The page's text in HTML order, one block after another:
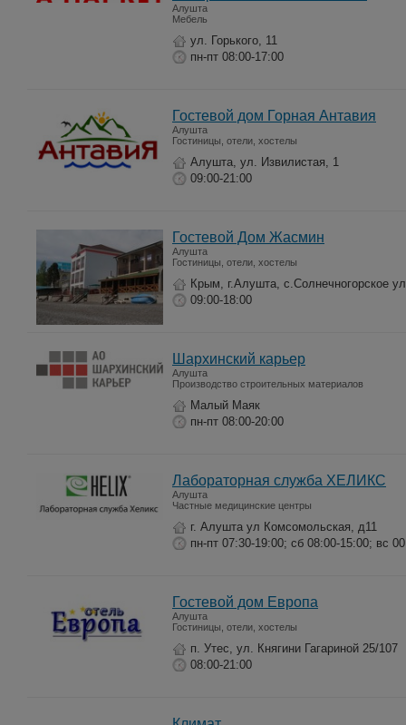
Алушта
Мебель
ул. Горького, 11
пн-пт 08:00-17:00
Гостевой дом Горная Антавия
Алушта
Гостиницы, отели, хостелы
Алушта, ул. Извилистая, 1
09:00-21:00
Гостевой Дом Жасмин
Алушта
Гостиницы, отели, хостелы
Крым, г.Алушта, с.Солнечногорское
09:00-18:00
Шархинский карьер
Алушта
Производство строительных материалов
Малый Маяк
пн-пт 08:00-20:00
Лабораторная служба ХЕЛИКС
Алушта
Частные медицинские центры
г. Алушта ул Комсомольская, д11
пн-пт 07:30-19:00; сб 08:00-15:00; вс
Гостевой дом Европа
Алушта
Гостиницы, отели, хостелы
п. Утес, ул. Княгини Гагариной 25/107
08:00-21:00